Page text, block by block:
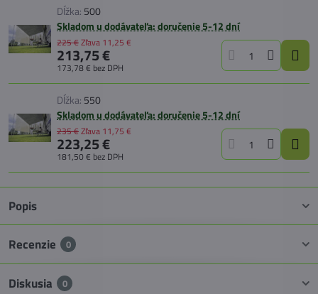
Dĺžka: 500
Skladom u dodávateľa: doručenie 5-12 dní
225 €Zľava 11,25 €
213,75 €
173,78 € bez DPH
Dĺžka: 550
Skladom u dodávateľa: doručenie 5-12 dní
235 €Zľava 11,75 €
223,25 €
181,50 € bez DPH
Popis
Recenzie 0
Diskusia 0